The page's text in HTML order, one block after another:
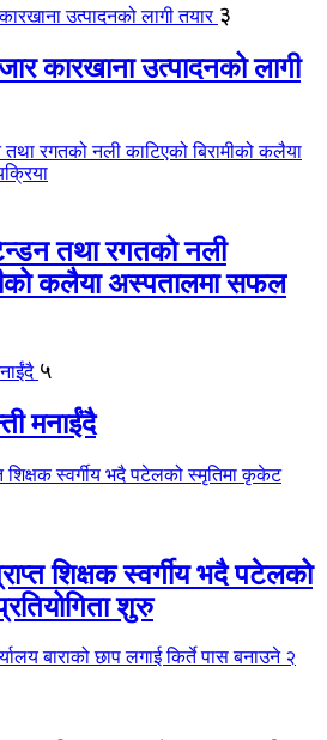
३
कारखाना उत्पादनको लागी
तथा रगतको नली
कलैया अस्पतालमा सफल
५
मनाईंदै
शिक्षक स्वर्गीय भदै पटेलको
शुरु